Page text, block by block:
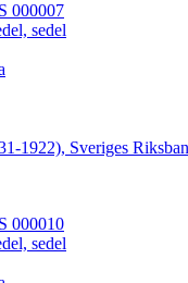
000007
sedel
1922), Sveriges
000010
sedel